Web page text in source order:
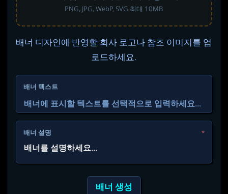
PNG, JPG, WebP, SVG 최대 10MB
배너 디자인에 반영할 회사 로고나 참조 이미지를 업
로드하세요.
배너 텍스트
배너 설명 *
배너 생성